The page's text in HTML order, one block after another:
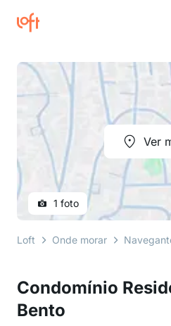
Condomínio
Bento
Ver
1 foto
Loft Onde morar